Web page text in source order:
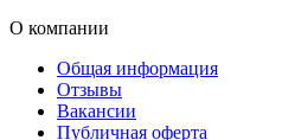
О компании
Общая информация
Отзывы
Вакансии
Публичная оферта